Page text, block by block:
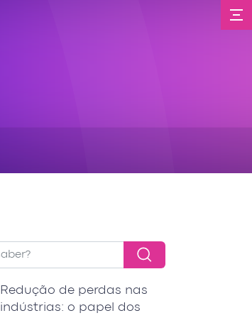
Redução de perdas nas
indústrias: o papel dos